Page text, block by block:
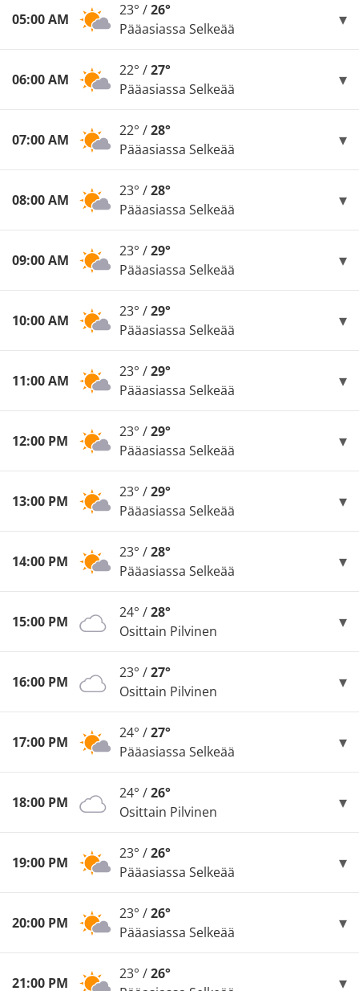
05:00 AM
23° /26°
Pääasiassa Selkeää
06:00 AM
22° /27°
Pääasiassa Selkeää
07:00 AM
22° /28°
Pääasiassa Selkeää
08:00 AM
23° /28°
Pääasiassa Selkeää
09:00 AM
23° /29°
Pääasiassa Selkeää
10:00 AM
23° /29°
Pääasiassa Selkeää
11:00 AM
23° /29°
Pääasiassa Selkeää
12:00 PM
23° /29°
Pääasiassa Selkeää
13:00 PM
23° /29°
Pääasiassa Selkeää
14:00 PM
23° /28°
Pääasiassa Selkeää
15:00 PM
24° /28°
Osittain Pilvinen
16:00 PM
23° /27°
Osittain Pilvinen
17:00 PM
24° /27°
Pääasiassa Selkeää
18:00 PM
24° /26°
Osittain Pilvinen
19:00 PM
23° /26°
Pääasiassa Selkeää
20:00 PM
23° /26°
Pääasiassa Selkeää
21:00 PM
23° /26°